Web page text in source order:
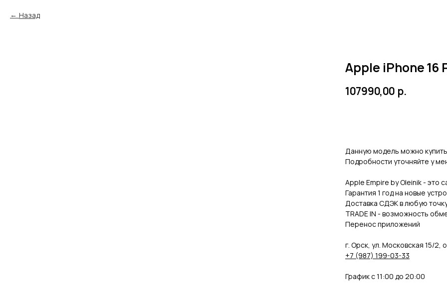
Назад
Apple iPhone
107990,00 р.
Данную модель можно
Подробности уточняйте у
Apple Empire by Oleinik - это
Гарантия 1 год на новые
Доставка СДЭК в любую
TRADE IN - возможность
Перенос приложений
г. Орск, ул. Московская 15/2,
+7 (987) 199-03-33
График с 11:00 до 20:00